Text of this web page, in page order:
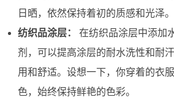
日晒，依然保持着初的质感和光泽。
纺织品涂层：
在纺织品涂层中添加
剂，可以提高涂层的耐水洗性和耐
用和舒适。设想一下，你穿着的衣
色，始终保持鲜艳的色彩。